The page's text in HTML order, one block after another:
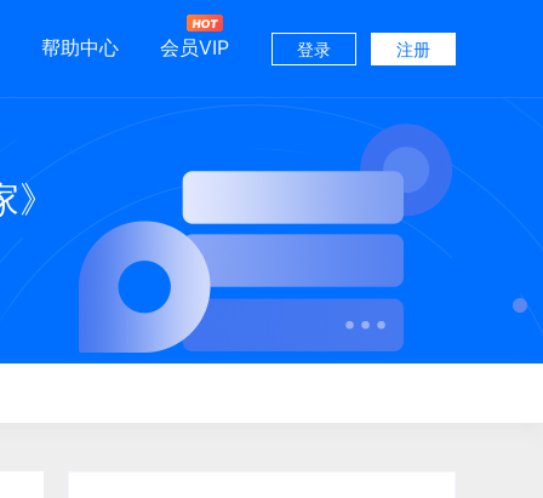
帮助中心 会员VIP 登录 注册